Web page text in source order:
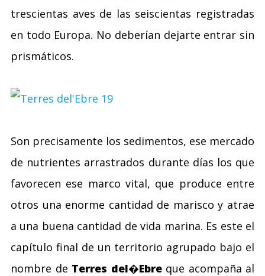
trescientas aves de las seiscientas registradas
en todo Europa. No deberían dejarte entrar sin
prismáticos.
Son precisamente los sedimentos, ese mercado
de nutrientes arrastrados durante días los que
favorecen ese marco vital, que produce entre
otros una enorme cantidad de marisco y atrae
a una buena cantidad de vida marina. Es este el
capítulo final de un territorio agrupado bajo el
nombre de Terres del�Ebreque acompaña al